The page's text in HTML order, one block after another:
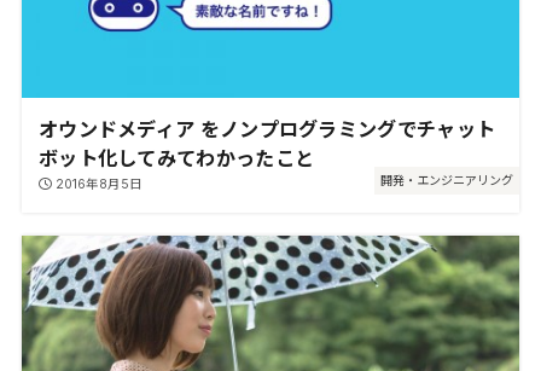
開発・エンジニアリング
オウンドメディア をノンプログラミングでチャット
ボット化してみてわかったこと
2016年8月5日